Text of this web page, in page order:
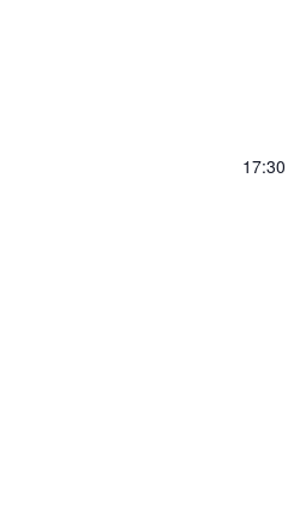
17:30